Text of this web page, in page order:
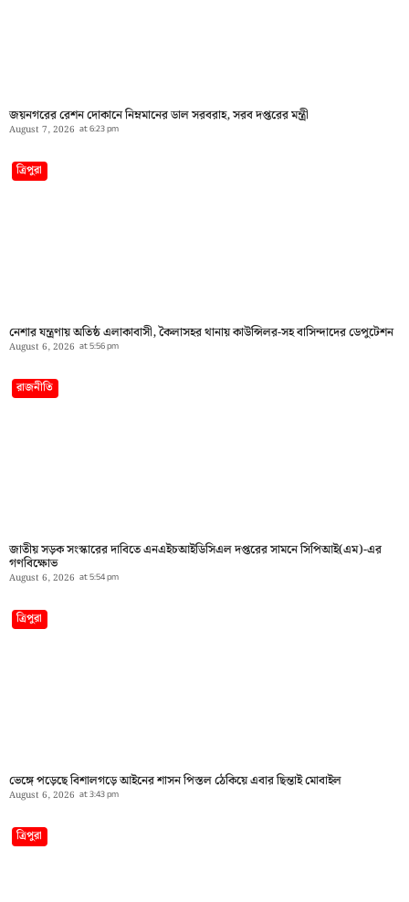
জয়নগরের রেশন দোকানে নিম্নমানের ডাল সরবরাহ, সরব দপ্তরের মন্ত্রী
August 7, 2026 at6:23 pm
ত্রিপুরা
নেশার যন্ত্রণায় অতিষ্ঠ এলাকাবাসী, কৈলাসহর থানায় কাউন্সিলর-সহ বাসিন্দাদের ডেপুটেশন
August 6, 2026 at5:56 pm
রাজনীতি
জাতীয় সড়ক সংস্কারের দাবিতে এনএইচআইডিসিএল দপ্তরের সামনে সিপিআই(এম)-এর
গণবিক্ষোভ
August 6, 2026 at5:54 pm
ত্রিপুরা
ভেঙ্গে পড়েছে বিশালগড়ে আইনের শাসন পিস্তল ঠেকিয়ে এবার ছিন্তাই মোবাইল
August 6, 2026 at3:43 pm
ত্রিপুরা